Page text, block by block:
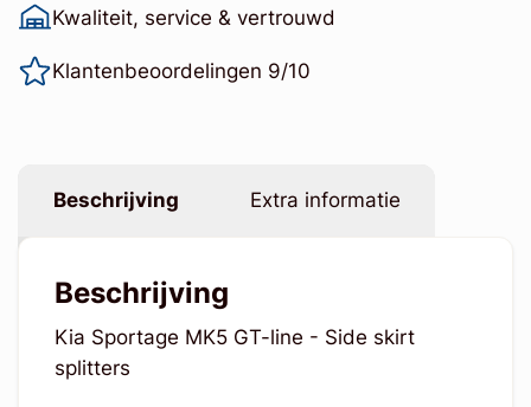
Kwaliteit, service & vertrouwd
Klantenbeoordelingen 9/10
Beschrijving Extra informatie
Beschrijving
Kia Sportage MK5 GT-line - Side skirt
splitters